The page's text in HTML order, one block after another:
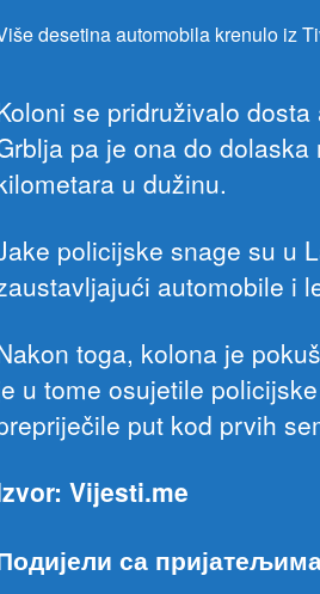
desetina automobila krenulo iz
se pridruživalo
pa je ona do
u dužinu.
policijske snage su u
automobile i
toga, kolona je
u tome osujetile
put kod prvih
Vijesti.me
са